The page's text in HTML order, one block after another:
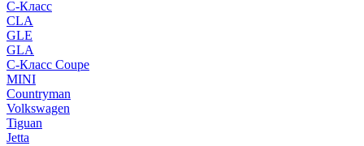
C-Класс
CLA
GLE
GLA
C-Класс Coupe
MINI
Countryman
Volkswagen
Tiguan
Jetta